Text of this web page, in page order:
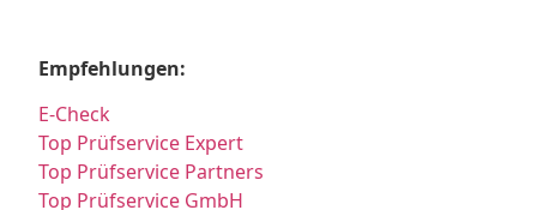
Empfehlungen:
E-Check
Top Prüfservice Expert
Top Prüfservice Partners
Top Prüfservice GmbH